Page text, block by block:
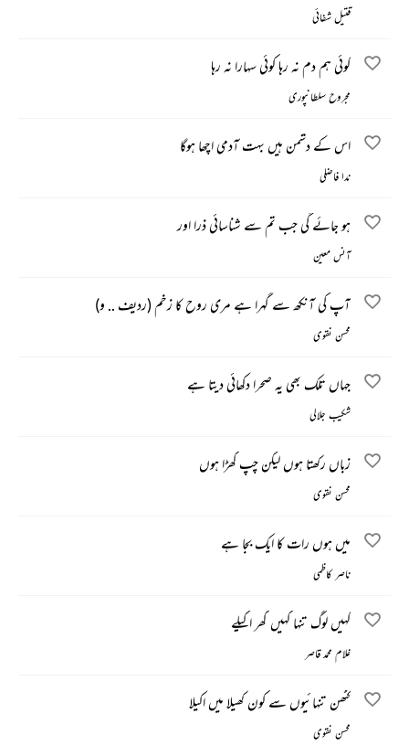
قتیل شفائی
کوئی ہم دم نہ رہا کوئی سہارا نہ رہا
مجروح سلطانپوری
اس کے دشمن ہیں بہت آدمی اچھا ہوگا
ندا فاضلی
ہو جائے گی جب تم سے شناسائی ذرا اور
آنس معین
آپ کی آنکھ سے گہرا ہے مری روح کا زخم (ردیف .. و)
محسن نقوی
جہاں تلک بھی یہ صحرا دکھائی دیتا ہے
شکیب جلالی
زباں رکھتا ہوں لیکن چپ کھڑا ہوں
محسن نقوی
میں ہوں رات کا ایک بجا ہے
ناصر کاظمی
کہیں لوگ تنہا کہیں گھر اکیلے
غلام محمد قاصر
کٹھن تنہائیوں سے کون کھیلا میں اکیلا
محسن نقوی